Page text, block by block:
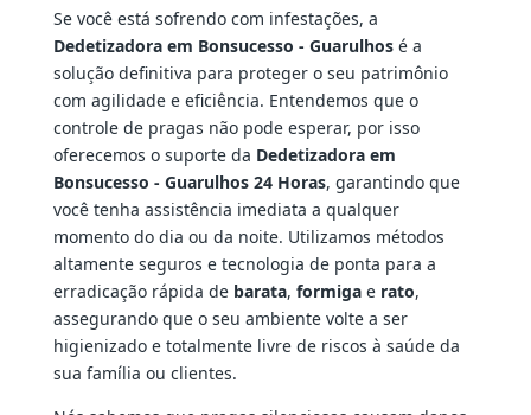
Se você está sofrendo com infestações, a
Dedetizadora em Bonsucesso - Guarulhosé a
solução definitiva para proteger o seu patrimônio
com agilidade e eficiência. Entendemos que o
controle de pragas não pode esperar, por isso
oferecemos o suporte da Dedetizadora em
Bonsucesso - Guarulhos 24 Horas, garantindo que
você tenha assistência imediata a qualquer
momento do dia ou da noite. Utilizamos métodos
altamente seguros e tecnologia de ponta para a
erradicação rápida de barata, formigae rato,
assegurando que o seu ambiente volte a ser
higienizado e totalmente livre de riscos à saúde da
sua família ou clientes.